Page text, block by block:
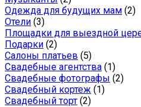
Одежда для будущих мам (2)
Отели (3)
Площадки для выездной
Подарки (2)
Салоны платьев (5)
Свадебные агентства (1)
Свадебные фотографы (2)
Свадебный кортеж (1)
Свадебный торт (2)